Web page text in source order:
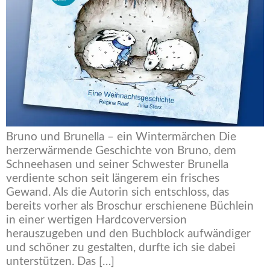
Bruno und Brunella – ein Wintermärchen Die
herzerwärmende Geschichte von Bruno, dem
Schneehasen und seiner Schwester Brunella
verdiente schon seit längerem ein frisches
Gewand. Als die Autorin sich entschloss, das
bereits vorher als Broschur erschienene Büchlein
in einer wertigen Hardcoverversion
herauszugeben und den Buchblock aufwändiger
und schöner zu gestalten, durfte ich sie dabei
unterstützen. Das […]